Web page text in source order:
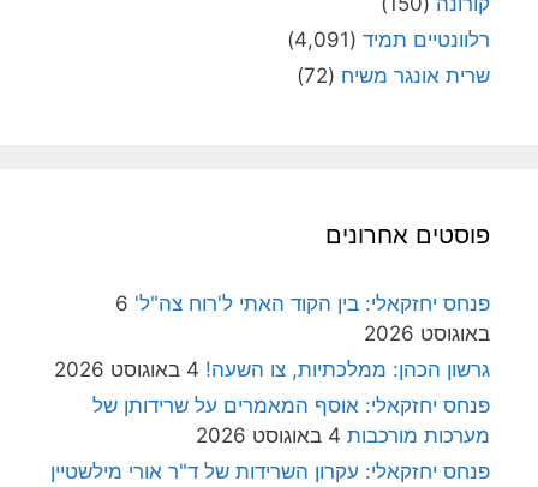
רלוונטיים תמיד (4,091)
שרית אונגר משיח (72)
פוסטים אחרונים
פנחס יחזקאלי: בין הקוד האתי ל'רוח צה"ל' 6
באוגוסט 2026
גרשון הכהן: ממלכתיות, צו השעה! 4 באוגוסט 2026
פנחס יחזקאלי: אוסף המאמרים על שרידותן של
מערכות מורכבות 4 באוגוסט 2026
פנחס יחזקאלי: עקרון השרידות של ד"ר אורי מילשטיין